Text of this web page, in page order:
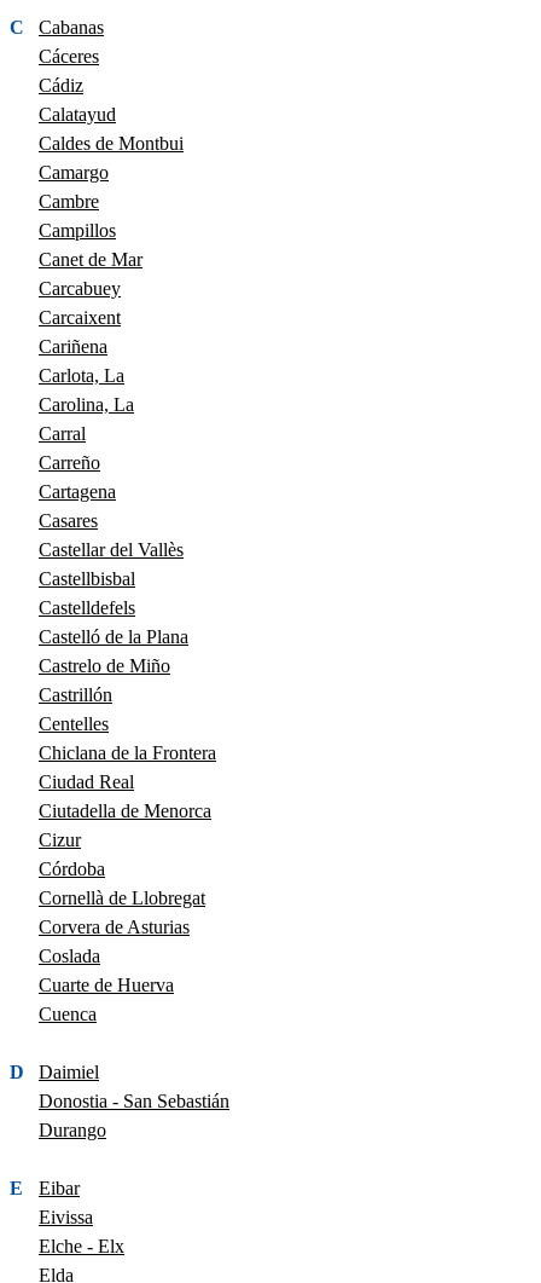
C
Cabanas
Cáceres
Cádiz
Calatayud
Caldes de Montbui
Camargo
Cambre
Campillos
Canet de Mar
Carcabuey
Carcaixent
Cariñena
Carlota, La
Carolina, La
Carral
Carreño
Cartagena
Casares
Castellar del Vallès
Castellbisbal
Castelldefels
Castelló de la Plana
Castrelo de Miño
Castrillón
Centelles
Chiclana de la Frontera
Ciudad Real
Ciutadella de Menorca
Cizur
Córdoba
Cornellà de Llobregat
Corvera de Asturias
Coslada
Cuarte de Huerva
Cuenca
D
Daimiel
Donostia - San Sebastián
Durango
E
Eibar
Eivissa
Elche - Elx
Elda